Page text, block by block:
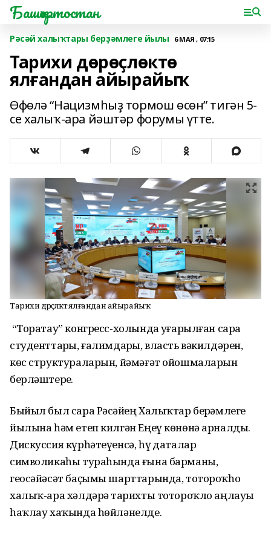
Башҡортостан
Рәсәй халыҡтары берҙәмлеге йылы 6 МАЯ , 07:15
Тарихи дөрөҫлөктө
ялғандан айырайыҡ
Өфөлә “Нацизмһыҙ тормош өсөн” тигән 5-
се халыҡ-ара йәштәр форумы үтте.
Тарихи дөрөҫлөктө ялғандан айырайыҡ
“Торатау” конгресс-холында уҙғарылған сара
студенттарҙы, ғалимдарҙы, власть вәкилдәрен,
көс структураларын, йәмәғәт ойошмаларын
берләштерҙе.
Быйыл был сара Рәсәйҙең Халыҡтар берҙәмлеге
йылына һәм етеп килгән Еңеү көнөнә арналды.
Дискуссия күрһәтеүенсә, һүҙ даталар
символикаһы тураһында ғына барманы,
геосәйәсәт баҫымы шарттарында, тотороҡһоҙ
халыҡ-ара хәлдәрҙә тарихты тотороҡло аңлауҙы
һаҡлау хаҡында һөйләнелде.